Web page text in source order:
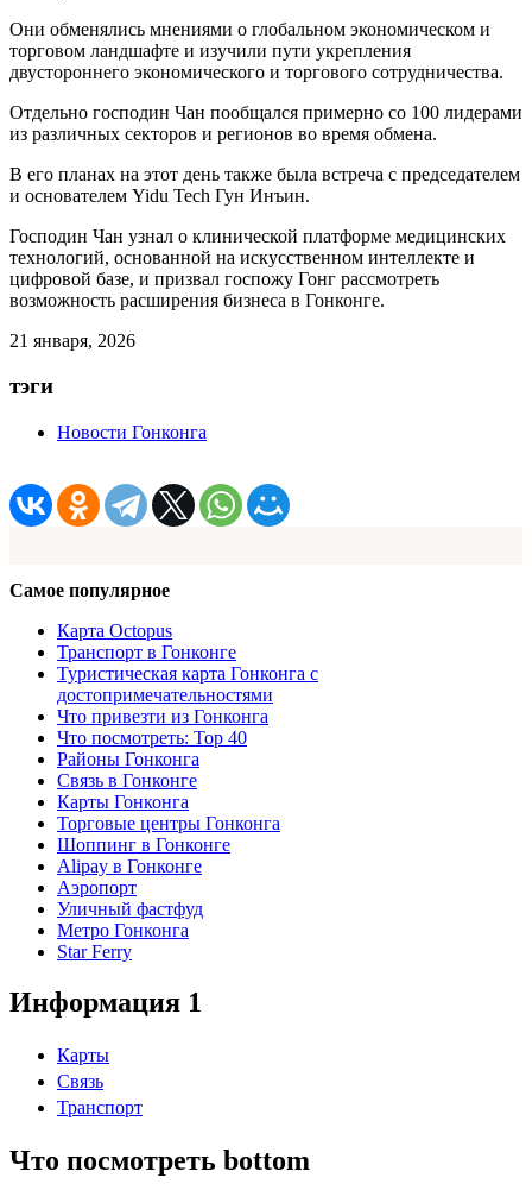
Они обменялись мнениями о глобальном экономическом и
торговом ландшафте и изучили пути укрепления
двустороннего экономического и торгового сотрудничества.
Отдельно господин Чан пообщался примерно со 100 лидерами
из различных секторов и регионов во время обмена.
В его планах на этот день также была встреча с председателем
и основателем Yidu Tech Гун Инъин.
Господин Чан узнал о клинической платформе медицинских
технологий, основанной на искусственном интеллекте и
цифровой базе, и призвал госпожу Гонг рассмотреть
возможность расширения бизнеса в Гонконге.
21 января, 2026
тэги
Новости Гонконга
Самое популярное
Карта Octopus
Транспорт в Гонконге
Туристическая карта Гонконга с
достопримечательностями
Что привезти из Гонконга
Что посмотреть: Top 40
Районы Гонконга
Связь в Гонконге
Карты Гонконга
Торговые центры Гонконга
Шоппинг в Гонконге
Alipay в Гонконге
Аэропорт
Уличный фастфуд
Метро Гонконга
Star Ferry
Информация 1
Карты
Связь
Транспорт
Что посмотреть bottom